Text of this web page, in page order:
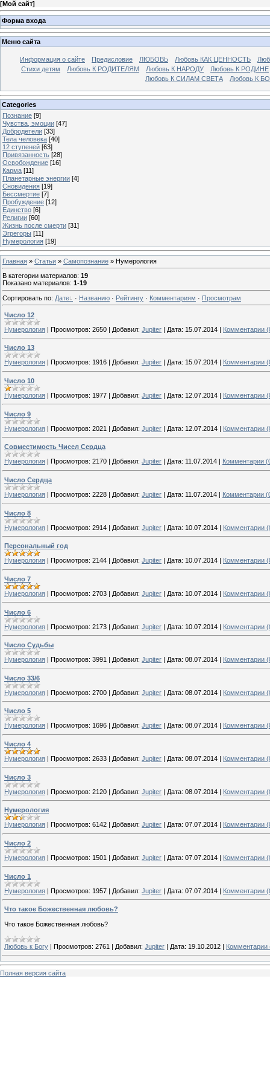
[Мой сайт]
Форма входа
Меню сайта
Информация о сайте Предисловие ЛЮБОВЬ Любовь КАК ЦЕННОСТЬ
Стихи детям
Любовь К РОДИТЕЛЯМ Любовь К НАРОДУ
Любовь К РОДИНЕ
Любовь К СИЛАМ СВЕТА
Любовь К
Categories
Познание [9]
Чувства, эмоции [47]
Добродетели [33]
Тела человека [40]
12 ступеней [63]
Привязанность [28]
Освобождение [16]
Карма [11]
Планетарные энергии [4]
Cновидения [19]
Бессмертие [7]
Пробуждение [12]
Единство [6]
Религии [60]
Жизнь после смерти [31]
Эгрегоры [11]
Нумерология [19]
Главная » Статьи » Самопознание » Нумерология
В категории материалов: 19
Показано материалов: 1-19
Сортировать по: Дате · Названию · Рейтингу · Комментариям · Просмотрам
Число 12
Нумерология | Просмотров: 2650 | Добавил: Jupiter | Дата: 15.07.2014 | Комментарии
Число 13
Нумерология
Просмотров: 1916 Добавил: Jupiter Дата: 15.07.2014 Комментарии
Число 10
Нумерология | Просмотров: 1977 | Добавил: Jupiter | Дата: 12.07.2014 | Комментарии
Число 9
Нумерология | Просмотров: 2021 | Добавил: Jupiter | Дата: 12.07.2014 | Комментарии
Совместимость Чисел Сердца
Нумерология
Просмотров: 2170 Добавил: Jupiter Дата: 11.07.2014 Комментарии
Число Сердца
Нумерология | Просмотров: 2228 | Добавил: Jupiter | Дата: 11.07.2014 | Комментарии
Число 8
Нумерология | Просмотров: 2914 | Добавил: Jupiter | Дата: 10.07.2014 | Комментарии
Персональный год
Нумерология | Просмотров: 2144 | Добавил: Jupiter | Дата: 10.07.2014 | Комментарии
Число 7
Нумерология | Просмотров: 2703 | Добавил: Jupiter | Дата: 10.07.2014 | Комментарии
Число 6
Нумерология | Просмотров: 2173 | Добавил: Jupiter | Дата: 10.07.2014 | Комментарии
Число Судьбы
Нумерология | Просмотров: 3991 | Добавил: Jupiter | Дата: 08.07.2014 | Комментарии
Число 33/6
Нумерология | Просмотров: 2700 | Добавил: Jupiter | Дата: 08.07.2014 | Комментарии
Число 5
Нумерология
Просмотров: 1696 Добавил: Jupiter Дата: 08.07.2014 Комментарии
Число 4
Нумерология | Просмотров: 2633 | Добавил: Jupiter | Дата: 08.07.2014 | Комментарии
Число 3
Нумерология | Просмотров: 2120 | Добавил: Jupiter | Дата: 08.07.2014 | Комментарии
Нумерология
Нумерология
Просмотров: 6142 Добавил: Jupiter Дата: 07.07.2014 Комментарии
Число 2
Нумерология | Просмотров: 1501 | Добавил: Jupiter | Дата: 07.07.2014 | Комментарии
Число 1
Нумерология | Просмотров: 1957 | Добавил: Jupiter | Дата: 07.07.2014 | Комментарии
Что такое Божественная любовь?
Что такое Божественная любовь?
Любовь к Богу | Просмотров: 2761 | Добавил: Jupiter | Дата: 19.10.2012 | Комментарии
Полная версия сайта